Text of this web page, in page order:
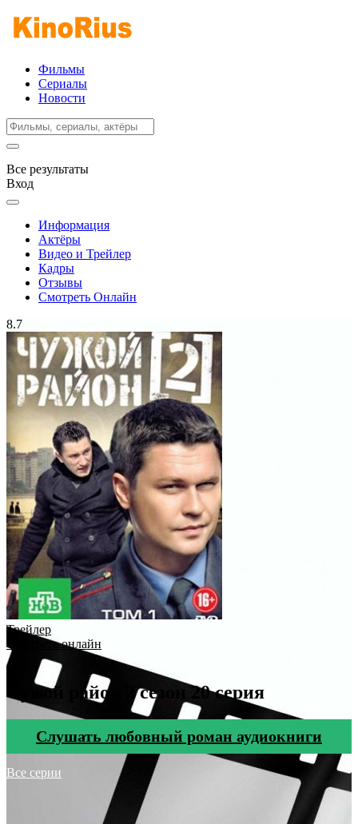
Фильмы
Сериалы
Новости
Все результаты
Вход
Информация
Актёры
Видео и Трейлер
Кадры
Отзывы
Смотреть Онлайн
8.7
Трейлер
Смотреть онлайн
Чужой район 2 сезон 20 серия
Cлушать любовный роман аудиокниги
Все серии